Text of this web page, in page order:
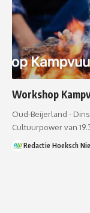
Workshop
Oud-Beijerland -
Cultuurpower van
Redactie Hoeksch